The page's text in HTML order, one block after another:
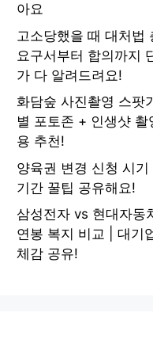
아요
고소당했을 때 대처법
요구서부터 합의까지
가 다 알려드려요!
화담숲 사진촬영 스팟
별 포토존 + 인생샷
용 추천!
양육권 변경 신청 시
기간 꿀팁 공유해요!
삼성전자 vs 현대자동
연봉 복지 비교 | 대기
체감 공유!